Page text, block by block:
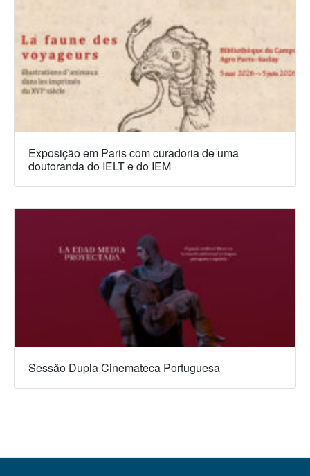
Exposição em Paris com curadoria de uma
doutoranda do IELT e do IEM
Sessão Dupla Cinemateca Portuguesa